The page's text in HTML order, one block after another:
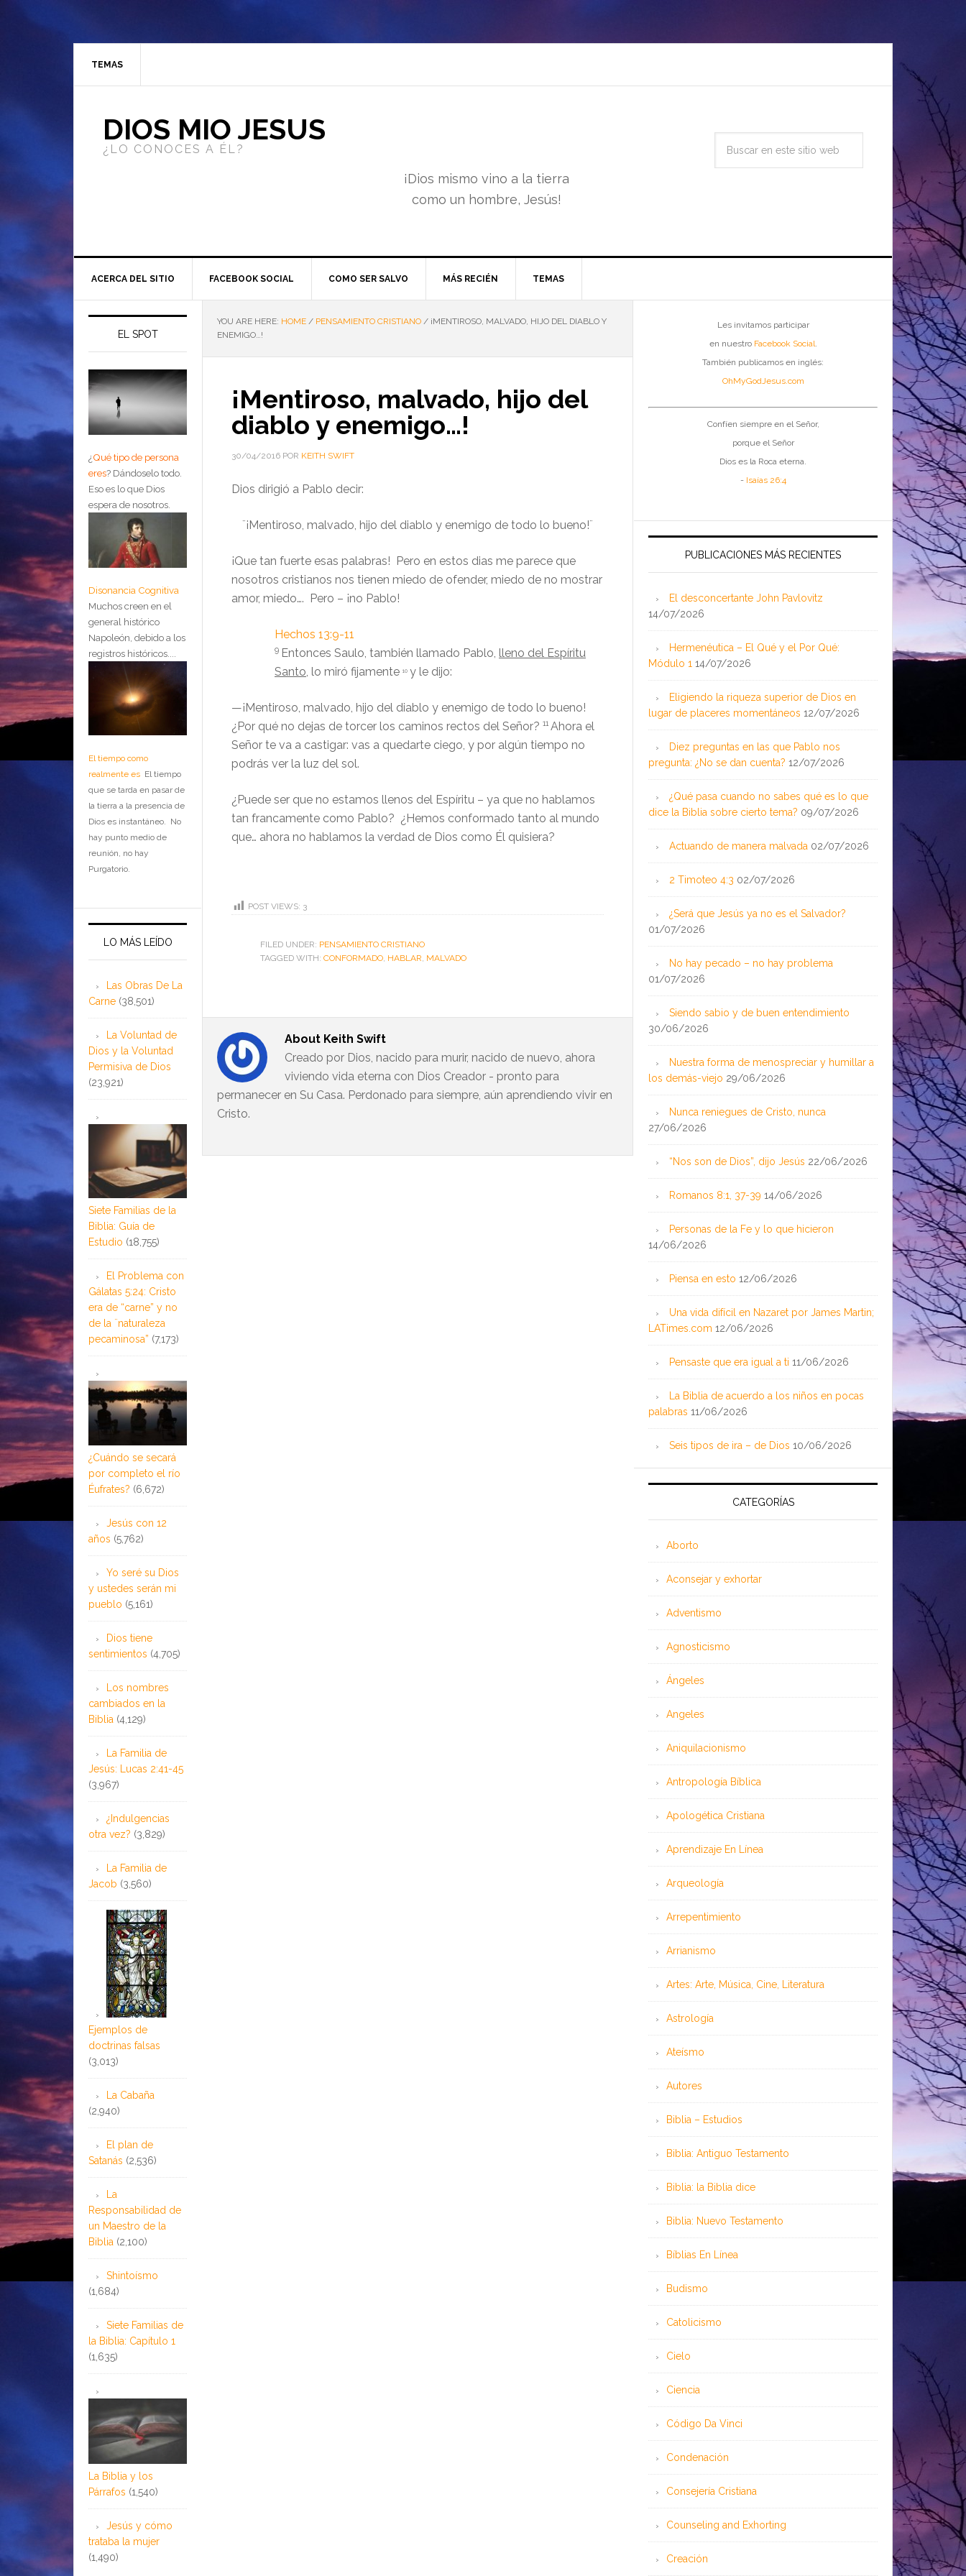
TEMAS
DIOS MIO JESUS
¿LO CONOCES A ÉL?
¡Dios mismo vino a la tierra
como un hombre, Jesús!
ACERCA DEL SITIO FACEBOOK SOCIAL COMO SER SALVO MÁS RECIÉN TEMAS
YOU ARE HERE: HOME / PENSAMIENTO CRISTIANO / ¡MENTIROSO, MALVADO, HIJO DEL DIABLO Y
ENEMIGO…!
¡Mentiroso, malvado, hijo del
diablo y enemigo…!
30/04/2016 POR KEITH SWIFT
Dios dirigió a Pablo decir:
¨¡Mentiroso, malvado, hijo del diablo y enemigo de todo lo bueno!¨
¡Que tan fuerte esas palabras! Pero en estos dias me parece que
nosotros cristianos nos tienen miedo de ofender, miedo de no mostrar
amor, miedo…. Pero – ¡no Pablo!
Hechos 13:9-11
9 Entonces Saulo, también llamado Pablo, lleno del Espíritu
Santo, lo miró fijamente 10 y le dijo:
—¡Mentiroso, malvado, hijo del diablo y enemigo de todo lo bueno!
¿Por qué no dejas de torcer los caminos rectos del Señor? 11 Ahora el
Señor te va a castigar: vas a quedarte ciego, y por algún tiempo no
podrás ver la luz del sol.
¿Puede ser que no estamos llenos del Espíritu – ya que no hablamos
tan francamente como Pablo? ¿Hemos conformado tanto al mundo
que… ahora no hablamos la verdad de Dios como Él quisiera?
POST VIEWS: 3
FILED UNDER: PENSAMIENTO CRISTIANO
TAGGED WITH: CONFORMADO, HABLAR, MALVADO
About Keith Swift
Creado por Dios, nacido para murir, nacido de nuevo, ahora
viviendo vida eterna con Dios Creador - pronto para
permanecer en Su Casa. Perdonado para siempre, aún aprendiendo vivir en
Cristo.
Les invitamos participar
en nuestro Facebook Social.
También publicamos en inglés:
OhMyGodJesus.com
Confíen siempre en el Señor,
porque el Señor
Dios es la Roca eterna.
- Isaías 26:4
PUBLICACIONES MÁS RECIENTES
El desconcertante John Pavlovitz
14/07/2026
Hermenéutica – El Qué y el Por Qué:
Módulo 1 14/07/2026
Eligiendo la riqueza superior de Dios en
lugar de placeres momentáneos 12/07/2026
Diez preguntas en las que Pablo nos
pregunta: ¿No se dan cuenta? 12/07/2026
¿Qué pasa cuando no sabes qué es lo que
dice la Biblia sobre cierto tema? 09/07/2026
Actuando de manera malvada 02/07/2026
2 Timoteo 4:3 02/07/2026
¿Será que Jesús ya no es el Salvador?
01/07/2026
No hay pecado – no hay problema
01/07/2026
Siendo sabio y de buen entendimiento
30/06/2026
Nuestra forma de menospreciar y humillar a
los demás-viejo 29/06/2026
Nunca reniegues de Cristo, nunca
27/06/2026
“Nos son de Dios”, dijo Jesús 22/06/2026
Romanos 8:1, 37-39 14/06/2026
Personas de la Fe y lo que hicieron
14/06/2026
Piensa en esto 12/06/2026
Una vida difícil en Nazaret por James Martin;
LATimes.com 12/06/2026
Pensaste que era igual a ti 11/06/2026
La Biblia de acuerdo a los niños en pocas
palabras 11/06/2026
Seis tipos de ira – de Dios 10/06/2026
CATEGORÍAS
Aborto
Aconsejar y exhortar
Adventismo
Agnosticismo
Ángeles
Angeles
Aniquilacionismo
Antropología Bíblica
Apologética Cristiana
Aprendizaje En Línea
Arqueología
Arrepentimiento
Arrianismo
Artes: Arte, Música, Cine, Literatura
Astrología
Ateísmo
Autores
Biblia – Estudios
Biblia: Antiguo Testamento
Biblia: la Biblia dice
Biblia: Nuevo Testamento
Bíblias En Línea
Budismo
Catolicismo
Cielo
Ciencia
Código Da Vinci
Condenación
Consejería Cristiana
Counseling and Exhorting
Creación
EL SPOT
¿Qué tipo de persona
eres? Dándoselo todo.
Eso es lo que Dios
espera de nosotros.
Disonancia Cognitiva
Muchos creen en el
general histórico
Napoleón, debido a los
registros históricos....
El tiempo como
realmente es El tiempo
que se tarda en pasar de
la tierra a la presencia de
Dios es instantáneo. No
hay punto medio de
reunión, no hay
Purgatorio.
LO MÁS LEÍDO
Las Obras De La
Carne (38,501)
La Voluntad de
Dios y la Voluntad
Permisiva de Dios
(23,921)
Siete Familias de la
Biblia: Guía de
Estudio (18,755)
El Problema con
Gálatas 5:24: Cristo
era de “carne” y no
de la ¨naturaleza
pecaminosa” (7,173)
¿Cuándo se secará
por completo el río
Éufrates? (6,672)
Jesús con 12
años (5,762)
Yo seré su Dios
y ustedes serán mi
pueblo (5,161)
Dios tiene
sentimientos (4,705)
Los nombres
cambiados en la
Biblia (4,129)
La Familia de
Jesús: Lucas 2:41-45
(3,967)
¿Indulgencias
otra vez? (3,829)
La Familia de
Jacob (3,560)
Ejemplos de
doctrinas falsas
(3,013)
La Cabaña
(2,940)
El plan de
Satanás (2,536)
La
Responsabilidad de
un Maestro de la
Biblia (2,100)
Shintoísmo
(1,684)
Siete Familias de
la Biblia: Capítulo 1
(1,635)
La Biblia y los
Párrafos (1,540)
Jesús y cómo
trataba la mujer
(1,490)